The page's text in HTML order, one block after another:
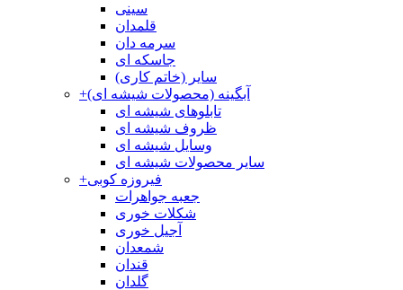
سینی
قلمدان
سرمه دان
جاسکه ای
سایر (خاتم کاری)
+آبگینه (محصولات شیشه ای)
تابلوهای شیشه ای
ظروف شیشه ای
وسایل شیشه ای
سایر محصولات شیشه ای
+فیروزه کوبی
جعبه جواهرات
شکلات خوری
آجیل خوری
شمعدان
قندان
گلدان